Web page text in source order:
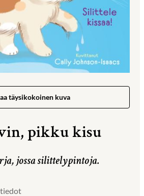
täysikokoinen kuva
pikku kisu
jossa silittelypintoja.